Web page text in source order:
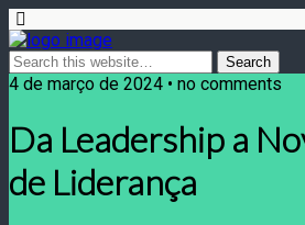
4 de março de 2024 • no comments
Da Leadership a
de Liderança